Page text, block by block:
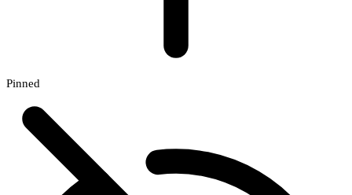
Pinned